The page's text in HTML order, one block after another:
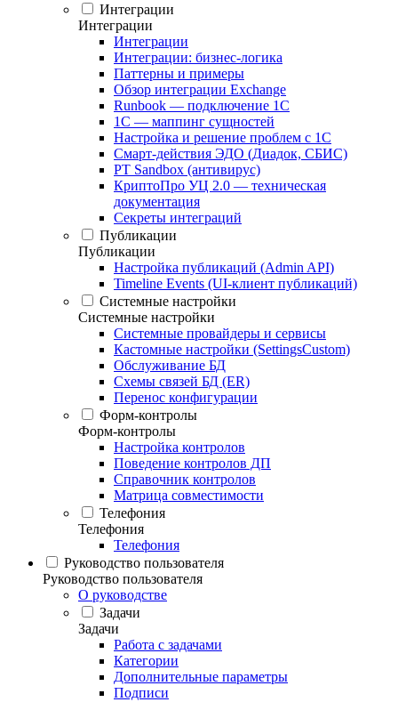
Интеграции
Интеграции
Интеграции
Интеграции: бизнес-логика
Паттерны и примеры
Обзор интеграции Exchange
Runbook — подключение 1С
1С — маппинг сущностей
Настройка и решение проблем с 1С
Смарт-действия ЭДО (Диадок, СБИС)
PT Sandbox (антивирус)
КриптоПро УЦ 2.0 — техническая
документация
Секреты интеграций
Публикации
Публикации
Настройка публикаций (Admin API)
Timeline Events (UI-клиент публикаций)
Системные настройки
Системные настройки
Системные провайдеры и сервисы
Кастомные настройки (SettingsCustom)
Обслуживание БД
Схемы связей БД (ER)
Перенос конфигурации
Форм-контролы
Форм-контролы
Настройка контролов
Поведение контролов ДП
Справочник контролов
Матрица совместимости
Телефония
Телефония
Телефония
Руководство пользователя
Руководство пользователя
О руководстве
Задачи
Задачи
Работа с задачами
Категории
Дополнительные параметры
Подписи